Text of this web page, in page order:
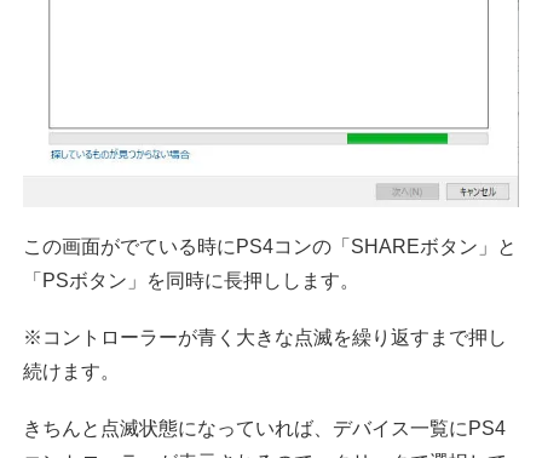
この画面がでている時にPS4コンの「SHAREボタン」と
「PSボタン」を同時に長押しします。
※コントローラーが青く大きな点滅を繰り返すまで押し
続けます。
きちんと点滅状態になっていれば、デバイス一覧にPS4